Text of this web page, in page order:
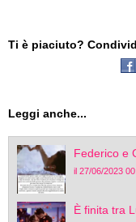
Ti è piaciuto?
Leggi anche...
Federico e
il 27/06/2023
È finita tra